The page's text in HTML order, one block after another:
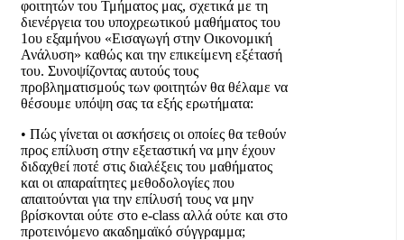
φοιτητών του Τμήματος μας, σχετικά με τη
διενέργεια του υποχρεωτικού μαθήματος του
1ου εξαμήνου «Εισαγωγή στην Οικονομική
Ανάλυση» καθώς και την επικείμενη εξέτασή
του. Συνοψίζοντας αυτούς τους
προβληματισμούς των φοιτητών θα θέλαμε να
θέσουμε υπόψη σας τα εξής ερωτήματα:
• Πώς γίνεται οι ασκήσεις οι οποίες θα τεθούν
προς επίλυση στην εξεταστική να μην έχουν
διδαχθεί ποτέ στις διαλέξεις του μαθήματος
και οι απαραίτητες μεθοδολογίες που
απαιτούνται για την επίλυσή τους να μην
βρίσκονται ούτε στο e-class αλλά ούτε και στο
προτεινόμενο ακαδημαϊκό σύγγραμμα;